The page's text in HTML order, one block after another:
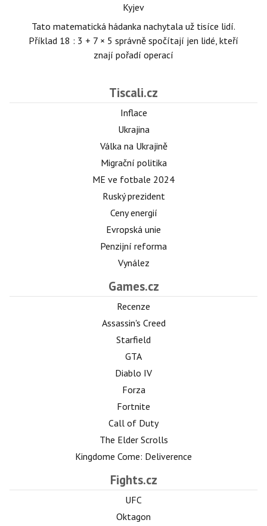
Kyjev
Tato matematická hádanka nachytala už tisíce lidí.
Příklad 18 : 3 + 7 × 5 správně spočítají jen lidé, kteří
znají pořadí operací
Tiscali.cz
Inflace
Ukrajina
Válka na Ukrajině
Migrační politika
ME ve fotbale 2024
Ruský prezident
Ceny energií
Evropská unie
Penzijní reforma
Vynález
Games.cz
Recenze
Assassin's Creed
Starfield
GTA
Diablo IV
Forza
Fortnite
Call of Duty
The Elder Scrolls
Kingdome Come: Deliverence
Fights.cz
UFC
Oktagon